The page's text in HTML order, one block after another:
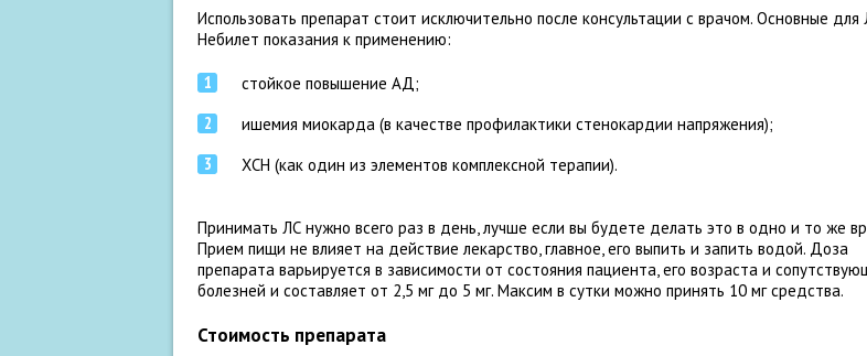
Использовать препарат стоит исключительно после консультации с врачом. Основные для
Небилет показания к применению:
стойкое повышение АД;
ишемия миокарда (в качестве профилактики стенокардии напряжения);
ХСН (как один из элементов комплексной терапии).
Принимать ЛС нужно всего раз в день, лучше если вы будете делать это в одно и то же
Прием пищи не влияет на действие лекарство, главное, его выпить и запить водой. Доза
препарата варьируется в зависимости от состояния пациента, его возраста и
болезней и составляет от 2,5 мг до 5 мг. Максим в сутки можно принять 10 мг средства.
Стоимость препарата